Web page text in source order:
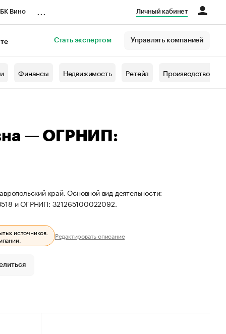
Вино Личный кабинет
Стать экспертом Управлять компанией
Финансы Недвижимость Ретейл Производство
— ОГРНИП:
край. Основной вид деятельности:
и ОГРНИП: 321265100022092.
источников.
Редактировать описание